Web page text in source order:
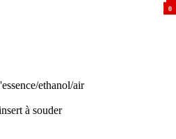
ethanol/air
à souder
00